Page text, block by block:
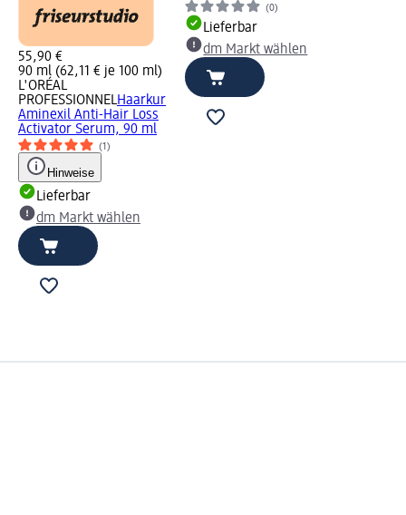
55,90 €
90 ml (62,11 € je 100 ml)
L'ORÉAL
PROFESSIONNELHaarkur
Aminexil Anti-Hair Loss
Activator Serum, 90 ml
(1)
Hinweise
Lieferbar
dm Markt wählen
(0)
Lieferbar
dm Markt wählen